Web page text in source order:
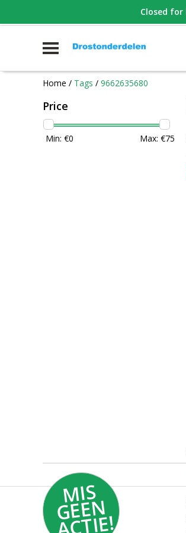
WHATSAPP FOTO VAN
Home / Tags / 9662635680
Price
Min: €0 Max: €75
MI
S
G
E
E
N
A
C
TI
E!
Closed for